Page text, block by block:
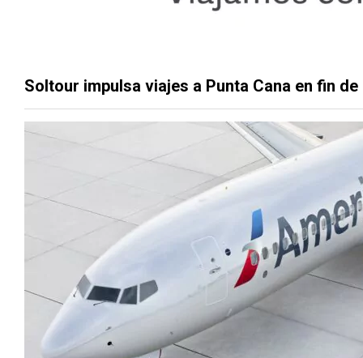
Soltour impulsa viajes a Punta Cana en fin